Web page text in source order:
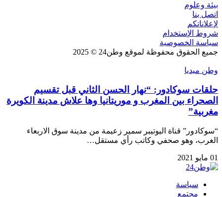
بيئة وعلوم
اتصل بنا
لإعلاناتكم
شروط الإستخدام
سياسة الخصوصية
جميع الحقوق محفوظة لموقع وطن24 © 2025
وطن ميديا
حلقات سوكادور: “نهار الحسن الثاني قبل تقسيم
الصحراء بين المغرب و موريتانيا وها علاش مدينة الكويرة
مغربية”
“سوكادور” قناة اليوتيبر سمير زعيمة من مدينة سوق الاربعاء
الغرب، وهو صحفي وكاتب رأي مستقل…
01 مايو 2021
سياسة
مجتمع